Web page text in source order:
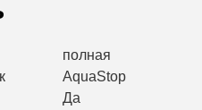
полная
AquaStop
Да